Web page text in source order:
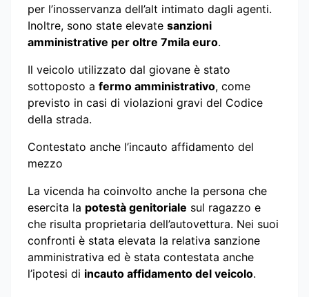
per l’inosservanza dell’alt intimato dagli agenti.
Inoltre, sono state elevate sanzioni
amministrative per oltre 7mila euro.
Il veicolo utilizzato dal giovane è stato
sottoposto a fermo amministrativo, come
previsto in casi di violazioni gravi del Codice
della strada.
Contestato anche l’incauto affidamento del
mezzo
La vicenda ha coinvolto anche la persona che
esercita la potestà genitoriale sul ragazzo e
che risulta proprietaria dell’autovettura. Nei suoi
confronti è stata elevata la relativa sanzione
amministrativa ed è stata contestata anche
l’ipotesi di incauto affidamento del veicolo.